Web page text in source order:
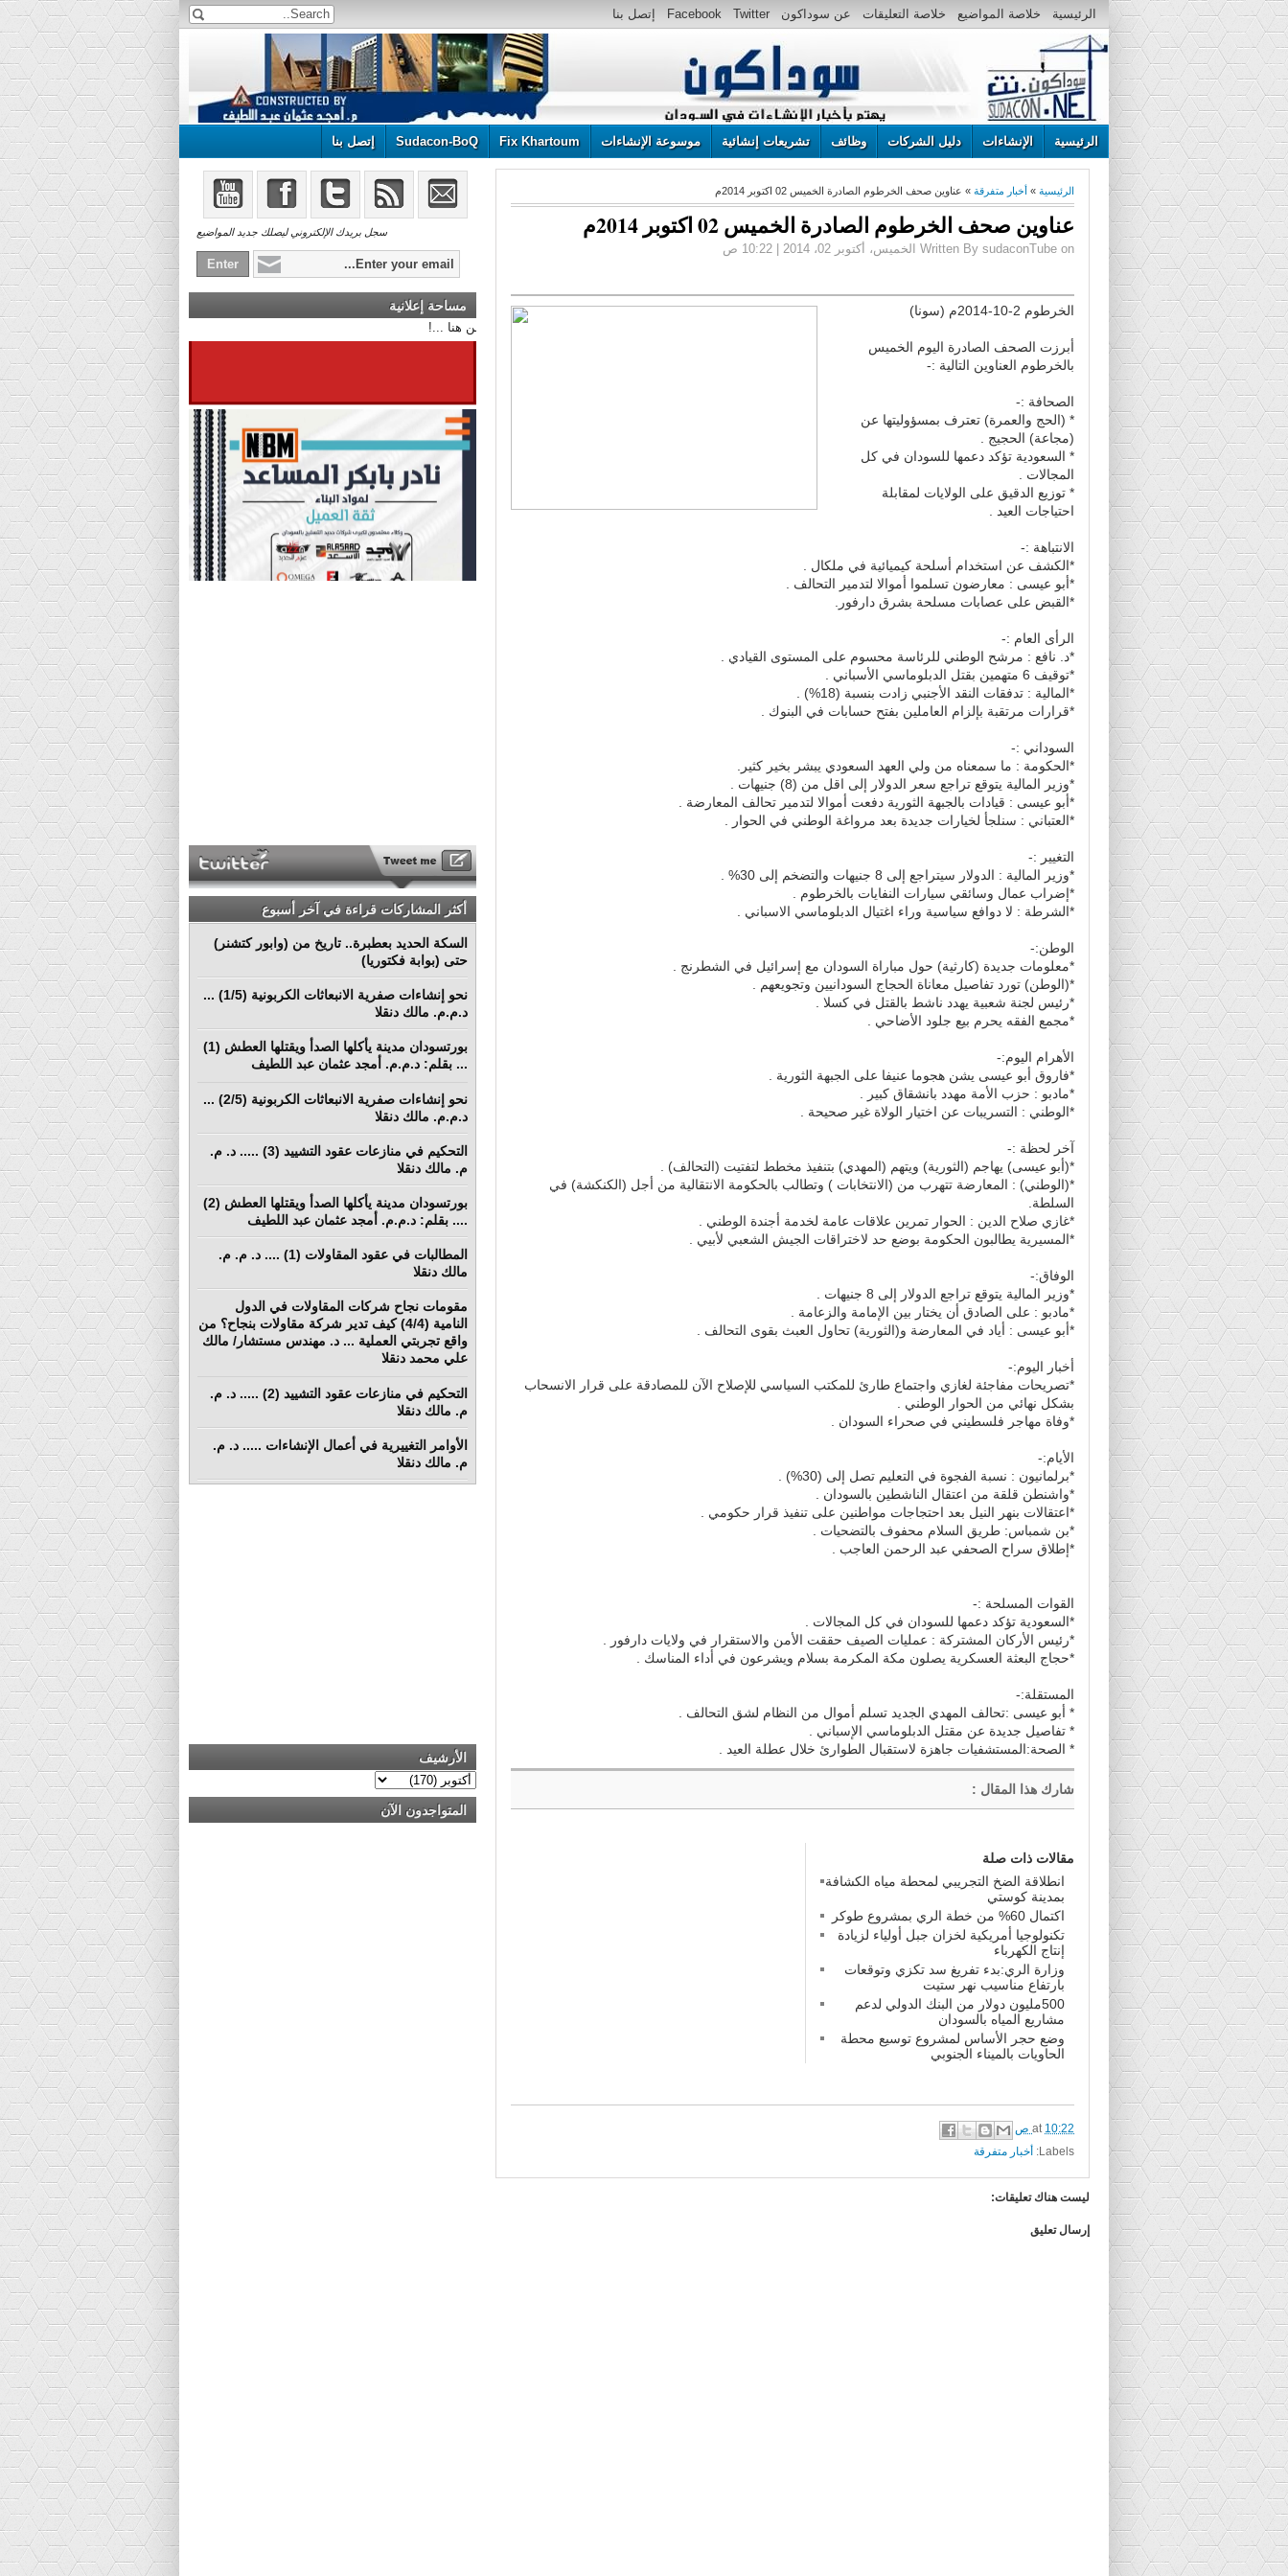
الرئيسية خلاصة المواضيع خلاصة التعليقات عن سوداكون Twitter
Facebook إتصل بنا
الرئيسية الإنشاءات دليل الشركات وظائف تشريعات إنشائية موسوعة الإنشاءات Fix Khartoum
Sudacon-BoQ إتصل بنا
الرئيسية » أخبار متفرقة » عناوين صحف الخرطوم الصادرة الخميس 02 اكتوبر 2014م
عناوين صحف الخرطوم الصادرة الخميس 02 اكتوبر 2014م
Written By sudaconTube on الخميس، أكتوبر 02، 2014 | 10:22 ص
الخرطوم 2-10-2014م (سونا)
أبرزت الصحف الصادرة اليوم الخميس
بالخرطوم العناوين التالية :-
الصحافة :-
* (الحج والعمرة) تعترف بمسؤوليتها عن
(مجاعة) الحجيج .
* السعودية تؤكد دعمها للسودان في كل
المجالات .
* توزيع الدقيق على الولايات لمقابلة
احتياجات العيد .
الانتباهة :-
*الكشف عن استخدام أسلحة كيميائية في ملكال .
*أبو عيسى : معارضون تسلموا أموالا لتدمير التحالف .
*القبض على عصابات مسلحة بشرق دارفور.
الرأى العام :-
*د. نافع : مرشح الوطني للرئاسة محسوم على المستوى القيادي .
*توقيف 6 متهمين بقتل الدبلوماسي الأسباني .
*المالية : تدفقات النقد الأجنبي زادت بنسبة (18%) .
*قرارات مرتقبة بإلزام العاملين بفتح حسابات في البنوك .
السوداني :-
*الحكومة : ما سمعناه من ولي العهد السعودي يبشر بخير كثير.
*وزير المالية يتوقع تراجع سعر الدولار إلى اقل من (8) جنيهات .
*أبو عيسى : قيادات بالجبهة الثورية دفعت أموالا لتدمير تحالف المعارضة .
*العتباني : سنلجأ لخيارات جديدة بعد مرواغة الوطني في الحوار .
التغيير :-
*وزير المالية : الدولار سيتراجع إلى 8 جنيهات والتضخم إلى 30% .
*إضراب عمال وسائقي سيارات النفايات بالخرطوم .
*الشرطة : لا دوافع سياسية وراء اغتيال الدبلوماسي الاسباني .
الوطن:-
*معلومات جديدة (كارثية) حول مباراة السودان مع إسرائيل في الشطرنج .
*(الوطن) تورد تفاصيل معاناة الحجاج السودانيين وتجويعهم .
*رئيس لجنة شعبية يهدد ناشط بالقتل في كسلا .
*مجمع الفقه يحرم بيع جلود الأضاحي .
الأهرام اليوم:-
*فاروق أبو عيسى يشن هجوما عنيفا على الجبهة الثورية .
*مادبو : حزب الأمة مهدد بانشقاق كبير .
*الوطني : التسريبات عن اختيار الولاة غير صحيحة .
آخر لحظة :-
*(أبو عيسى) يهاجم (الثورية) ويتهم (المهدي) بتنفيذ مخطط لتفتيت (التحالف) .
*(الوطني) : المعارضة تتهرب من (الانتخابات ) وتطالب بالحكومة الانتقالية من أجل (الكنكشة) في
السلطة.
*غازي صلاح الدين : الحوار تمرين علاقات عامة لخدمة أجندة الوطني .
*المسيرية يطالبون الحكومة بوضع حد لاختراقات الجيش الشعبي لأبيي .
الوفاق:-
*وزير المالية يتوقع تراجع الدولار إلى 8 جنيهات .
*مادبو : على الصادق أن يختار بين الإمامة والزعامة .
*أبو عيسى : أياد في المعارضة و(الثورية) تحاول العبث بقوى التحالف .
أخبار اليوم:-
*تصريحات مفاجئة لغازي واجتماع طارئ للمكتب السياسي للإصلاح الآن للمصادقة على قرار الانسحاب
بشكل نهائي من الحوار الوطني .
*وفاة مهاجر فلسطيني في صحراء السودان .
الأيام:-
*برلمانيون : نسبة الفجوة في التعليم تصل إلى (30%) .
*واشنطن قلقة من اعتقال الناشطين بالسودان .
*اعتقالات بنهر النيل بعد احتجاجات مواطنين على تنفيذ قرار حكومي .
*بن شمباس: طريق السلام محفوف بالتضحيات .
*إطلاق سراح الصحفي عبد الرحمن العاجب .
القوات المسلحة :-
*السعودية تؤكد دعمها للسودان في كل المجالات .
*رئيس الأركان المشتركة : عمليات الصيف حققت الأمن والاستقرار في ولايات دارفور .
*حجاج البعثة العسكرية يصلون مكة المكرمة بسلام ويشرعون في أداء المناسك .
المستقلة:-
* أبو عيسى :تحالف المهدي الجديد تسلم أموال من النظام لشق التحالف .
* تفاصيل جديدة عن مقتل الدبلوماسي الإسباني .
* الصحة:المستشفيات جاهزة لاستقبال الطوارئ خلال عطلة العيد .
شارك هذا المقال :
مقالات ذات صلة
انطلاقة الضخ التجريبي لمحطة مياه الكشافة
بمدينة كوستي
اكتمال 60% من خطة الري بمشروع طوكر
تكنولوجيا أمريكية لخزان جبل أولياء لزيادة
إنتاج الكهرباء
وزارة الري:بدء تفريغ سد تكزي وتوقعات
بارتفاع مناسيب نهر ستيت
500مليون دولار من البنك الدولي لدعم
مشاريع المياه بالسودان
وضع حجر الأساس لمشروع توسيع محطة
الحاويات بالميناء الجنوبي
at 10:22 ص
Labels:
أخبار متفرقة
ليست هناك تعليقات:
إرسال تعليق
سجل بريدك الإلكتروني ليصلك جديد المواضيع
مساحة إعلانية
أعلن هنا ... أعلن هنا ... أعلن هنا ...!
أكثر المشاركات قراءة في آخر أسبوع
السكة الحديد بعطبرة.. تاريخ من (وابور كتشنر)
حتى (بوابة فكتوريا)
نحو إنشاءات صفرية الانبعاثات الكربونية (1/5) ...
د.م.م. مالك دنقلا
بورتسودان مدينة يأكلها الصدأ ويقتلها العطش (1)
... بقلم: د.م.م. أمجد عثمان عبد اللطيف
نحو إنشاءات صفرية الانبعاثات الكربونية (2/5) ...
د.م.م. مالك دنقلا
التحكيم في منازعات عقود التشييد (3) ..... د. م.
م. مالك دنقلا
بورتسودان مدينة يأكلها الصدأ ويقتلها العطش (2)
.... بقلم: د.م.م. أمجد عثمان عبد اللطيف
المطالبات في عقود المقاولات (1) .... د. م. م.
مالك دنقلا
مقومات نجاح شركات المقاولات في الدول
النامية (4/4) كيف تدير شركة مقاولات بنجاح؟ من
واقع تجربتي العملية ... د. مهندس مستشار/ مالك
علي محمد دنقلا
التحكيم في منازعات عقود التشييد (2) ..... د. م.
م. مالك دنقلا
الأوامر التغييرية في أعمال الإنشاءات ..... د. م.
م. مالك دنقلا
الأرشيف
المتواجدون الآن